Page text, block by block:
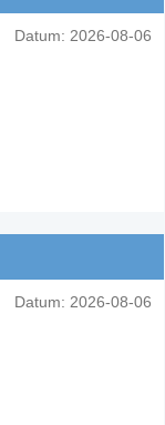
Datum: 2026-08-06
Datum: 2026-08-06